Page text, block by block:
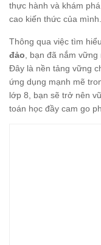
thực hành và khám
cao kiến thức của mình.
Thông qua việc tìm
đảo , bạn đã nắm
Đây là nền tảng vững
ứng dụng mạnh mẽ
lớp 8, bạn sẽ trở nên
toán học đầy cam go